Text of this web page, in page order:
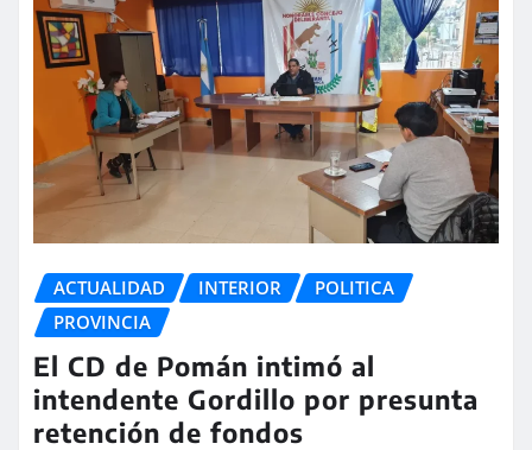
ACTUALIDAD INTERIOR
POLITICA
PROVINCIA
El CD de Pomán intimó al
intendente Gordillo por presunta
retención de fondos